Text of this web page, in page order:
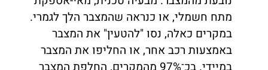
מתח חשמלי, או כנראה שהמצבר הלך לגמרי.
במקרים כאלה, נסו "להטעין" את המצבר
באמצעות רכב אחר, או החליפו את המצבר